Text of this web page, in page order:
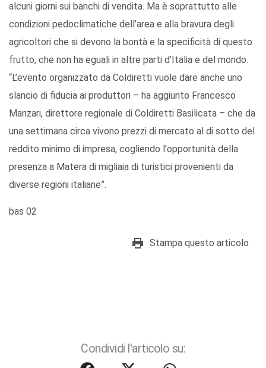
alcuni giorni sui banchi di vendita. Ma è soprattutto alle
condizioni pedoclimatiche dell’area e alla bravura degli
agricoltori che si devono la bontà e la specificità di questo
frutto, che non ha eguali in altre parti d’Italia e del mondo.
“L’evento organizzato da Coldiretti vuole dare anche uno
slancio di fiducia ai produttori – ha aggiunto Francesco
Manzari, direttore regionale di Coldiretti Basilicata – che da
una settimana circa vivono prezzi di mercato al di sotto del
reddito minimo di impresa, cogliendo l'opportunità della
presenza a Matera di migliaia di turistici provenienti da
diverse regioni italiane”.
bas 02
Stampa questo articolo
Condividi l'articolo su: